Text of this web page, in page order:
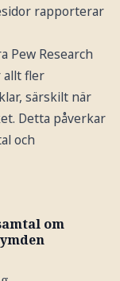
rapporterar
Pew Research
allt fler
särskilt när
Detta påverkar
och
om